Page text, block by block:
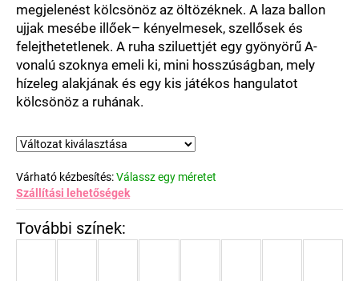
megjelenést kölcsönöz az öltözéknek. A laza ballon
ujjak mesébe illőek– kényelmesek, szellősek és
felejthetetlenek. A ruha sziluettjét egy gyönyörű A-
vonalú szoknya emeli ki, mini hosszúságban, mely
hízeleg alakjának és egy kis játékos hangulatot
kölcsönöz a ruhának.
Várható kézbesítés:Válassz egy méretet
Szállítási lehetőségek